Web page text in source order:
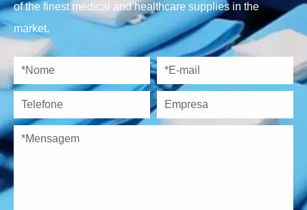
of the finest medical and healthcare supplies in the
market.